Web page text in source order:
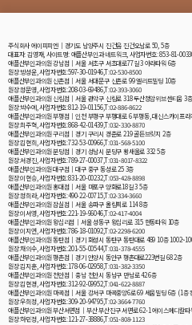
주식회사 에이피피엔│경기도 남양주시 진건읍 진건오남로 50, 5층
대표자: 김영재, 사이트명: 애플산부인과 네트워크, 사업자번호: 853-81-
애플산부인과의원 강남점│서울 서초구 서초대로77길 3 아라타워 6층
원장:방성윤, 사업자번호:597-30-01946,T:02-530-8500
애플산부인과의원 신촌점│서울 서대문구 신촌로 99 엘리트빌딩 10층
원장:정문영, 사업자번호:208-03-69486,T:02-393-3060
애플산부인과의원 신림점│서울 관악구 신림로 318 두산청암위브센티움 3층
원장:박수예, 사업자번호:812-19-01156,T:02-886-8622
애플산부인과의원 부평점│인천 부평구 부평대로 6 부평동, 대신스카이프라
원장:최주혁, 사업자번호:868-42-01439,T:032-330-8870
애플산부인과의원 구리점│경기 구리시 경춘로 219 골든브릿지 2층
원장:김현희, 사업자번호:732-53-00966,T:031-568-5100
애플산부인과의원 분당점│경기 성남시 분당구 황새울로 332 5층
원장:서경진, 사업자번호:789-27-00037,T:031-8017-8322
애플산부인과의원 대구점│대구 중구 동성로 25 3층
원장:이현승, 사업자번호:831-20-00232,T:053-428-8898
애플산부인과의원 홍대점│서울 마포구 양화로18길 3 5층
원장:정희라, 사업자번호:490-22-00715,T:02-334-3660
애플산부인과의원 잠실점│서울 송파구 올림픽로 114 8층
원장:이서영, 사업자번호:221-19-96046,T:02-417-4004
애플산부인과의원 왕십리점│서울 성동구 왕십리로 315 한동타워 10층
원장:이지연, 사업자번호:786-18-01092,T:02-2298-6200
애플산부인과의원 동탄점│경기 화성시 동탄구 동탄대로 489 10층
원장:채의수, 사업자번호:201-55-00544,T:031-378-4555
애플산부인과의원 평촌점│경기 안양시 동안구 평촌대로223번길 68 2층
원장:김지훈, 사업자번호:178-06-02958,T:031-382-3350
애플산부인과의원 천안점│충남 천안시 동남구 만남로 42 6층
원장:김현경, 사업자번호:312-92-09952,T:041-622-8887
애플산부인과의원 마곡점│서울 강서구 마곡중앙6로 69 세움빌딩 6층 (1층
원장:우희정, 사업자번호:309-20-94795,T:02-3664-7760
애플산부인과의원 부산서면점│부산 부산진구 서면로 62-1 에이스메디칼타
원장:하민정, 사업자번호:121-27-38886,T:051-808-1123